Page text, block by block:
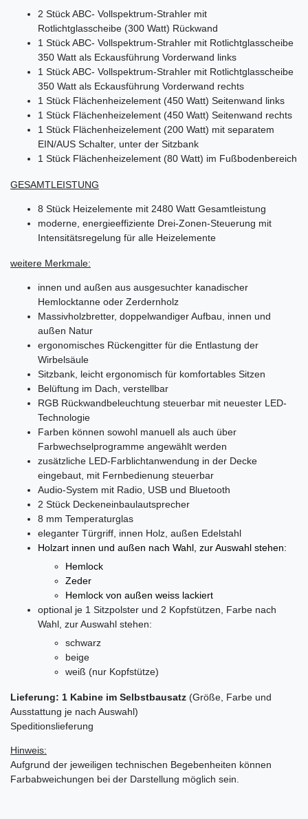
2 Stück ABC- Vollspektrum-Strahler mit
Rotlichtglasscheibe (300 Watt) Rückwand
1 Stück ABC- Vollspektrum-Strahler mit Rotlichtglasscheibe
350 Watt als Eckausführung Vorderwand links
1 Stück ABC- Vollspektrum-Strahler mit Rotlichtglasscheibe
350 Watt als Eckausführung Vorderwand rechts
1 Stück Flächenheizelement (450 Watt) Seitenwand links
1 Stück Flächenheizelement (450 Watt) Seitenwand rechts
1 Stück Flächenheizelement (200 Watt) mit separatem
EIN/AUS Schalter, unter der Sitzbank
1 Stück Flächenheizelement (80 Watt) im Fußbodenbereich
GESAMTLEISTUNG
8 Stück Heizelemente mit 2480 Watt Gesamtleistung
moderne, energieeffiziente Drei-Zonen-Steuerung mit
Intensitätsregelung für alle Heizelemente
weitere Merkmale:
innen und außen aus ausgesuchter kanadischer
Hemlocktanne oder Zerdernholz
Massivholzbretter, doppelwandiger Aufbau, innen und
außen Natur
ergonomisches Rückengitter für die Entlastung der
Wirbelsäule
Sitzbank, leicht ergonomisch für komfortables Sitzen
Belüftung im Dach, verstellbar
RGB Rückwandbeleuchtung steuerbar mit neuester LED-
Technologie
Farben können sowohl manuell als auch über
Farbwechselprogramme angewählt werden
zusätzliche LED-Farblichtanwendung in der Decke
eingebaut, mit Fernbedienung steuerbar
Audio-System mit Radio, USB und Bluetooth
2 Stück Deckeneinbaulautsprecher
8 mm Temperaturglas
eleganter Türgriff, innen Holz, außen Edelstahl
Holzart innen und außen nach Wahl, zur Auswahl stehen:
Hemlock
Zeder
Hemlock von außen weiss lackiert
optional je 1 Sitzpolster und 2 Kopfstützen, Farbe nach
Wahl, zur Auswahl stehen:
schwarz
beige
weiß (nur Kopfstütze)
Lieferung: 1 Kabine im Selbstbausatz (Größe, Farbe und
Ausstattung je nach Auswahl)
Speditionslieferung
Hinweis:
Aufgrund der jeweiligen technischen Begebenheiten können
Farbabweichungen bei der Darstellung möglich sein.